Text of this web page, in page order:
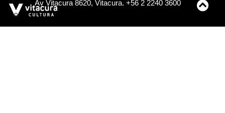
Av Vitacura 8620, Vitacura. +56 2 2240 3600